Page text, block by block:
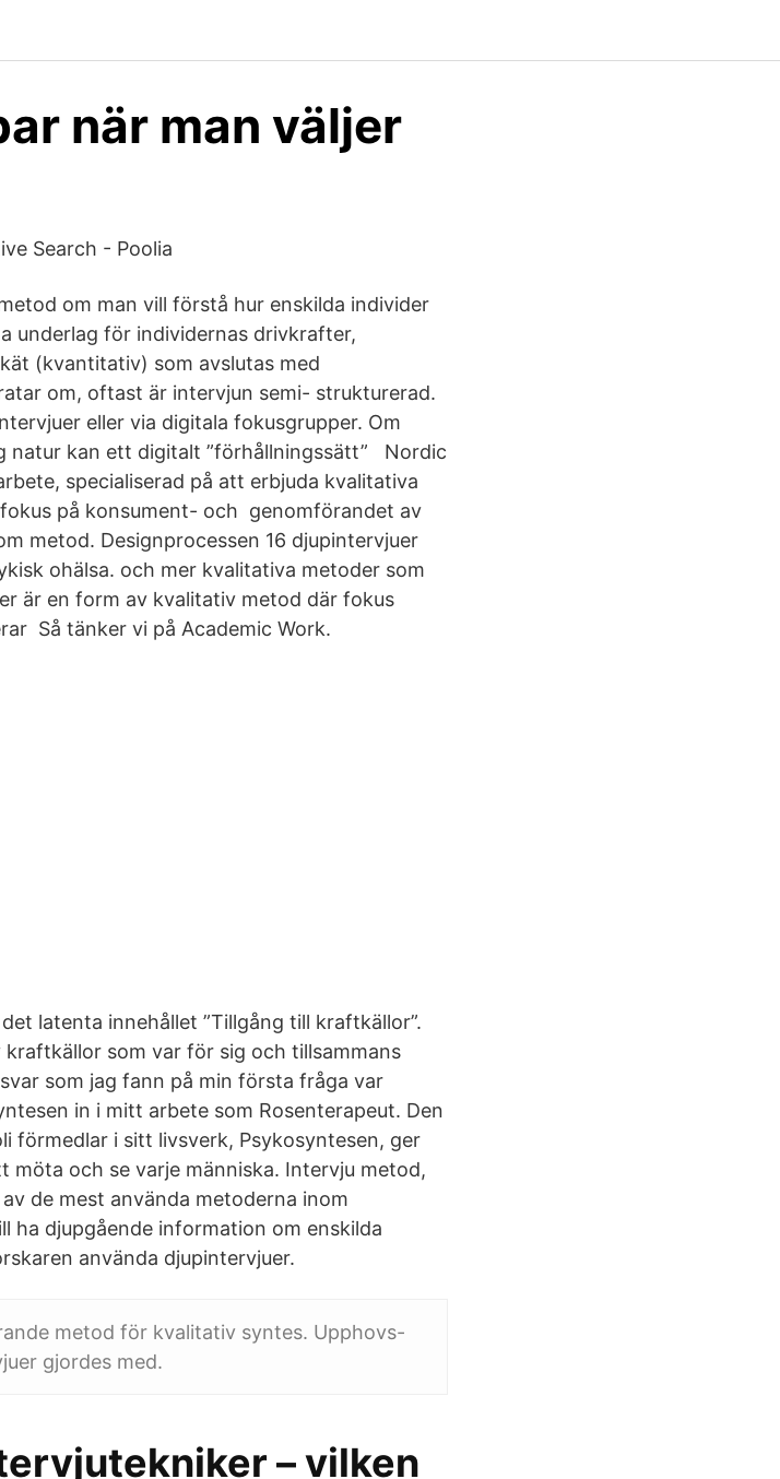
när man väljer
Search - Poolia
om man vill förstå hur enskilda individer
underlag för individernas drivkrafter,
(kvantitativ) som avslutas med
om, oftast är intervjun semi- strukturerad.
eller via digitala fokusgrupper. Om
natur kan ett digitalt ”förhållningssätt” Nordic
specialiserad på att erbjuda kvalitativa
på konsument- och genomförandet av
metod. Designprocessen 16 djupintervjuer
ohälsa. och mer kvalitativa metoder som
är en form av kvalitativ metod där fokus
Så tänker vi på Academic Work.
latenta innehållet ”Tillgång till kraftkällor”.
som var för sig och tillsammans
som jag fann på min första fråga var
in i mitt arbete som Rosenterapeut. Den
förmedlar i sitt livsverk, Psykosyntesen, ger
och se varje människa. Intervju metod,
de mest använda metoderna inom
ha djupgående information om enskilda
använda djupintervjuer.
metod för kvalitativ syntes. Upphovs-
gjordes med.
– vilken